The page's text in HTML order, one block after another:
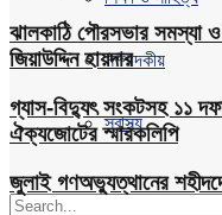
সম্পাদকীয়
স্বাস্থ্য
ঝালকাঠি পৌরসভার সমস্যা
জিয়াউদ্দিন হায়দার
গ্যাস-বিদ্যুৎ সংকটসহ ১১
ঐক্যজোটের স্মারকলিপি
জুলাই গণঅভ্যুত্থানের